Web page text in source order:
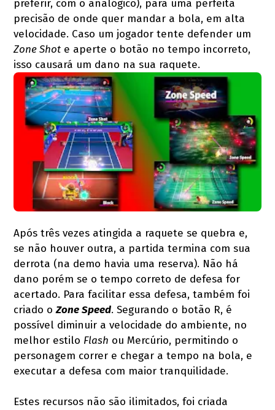
preferir, com o analógico), para uma perfeita
precisão de onde quer mandar a bola, em alta
velocidade. Caso um jogador tente defender um
Zone Shot e aperte o botão no tempo incorreto,
isso causará um dano na sua raquete.
Após três vezes atingida a raquete se quebra e,
se não houver outra, a partida termina com sua
derrota (na demo havia uma reserva). Não há
dano porém se o tempo correto de defesa for
acertado. Para facilitar essa defesa, também foi
criado oZone Speed. Segurando o botão R, é
possível diminuir a velocidade do ambiente, no
melhor estilo Flash ou Mercúrio, permitindo o
personagem correr e chegar a tempo na bola, e
executar a defesa com maior tranquilidade.
Estes recursos não são ilimitados, foi criada